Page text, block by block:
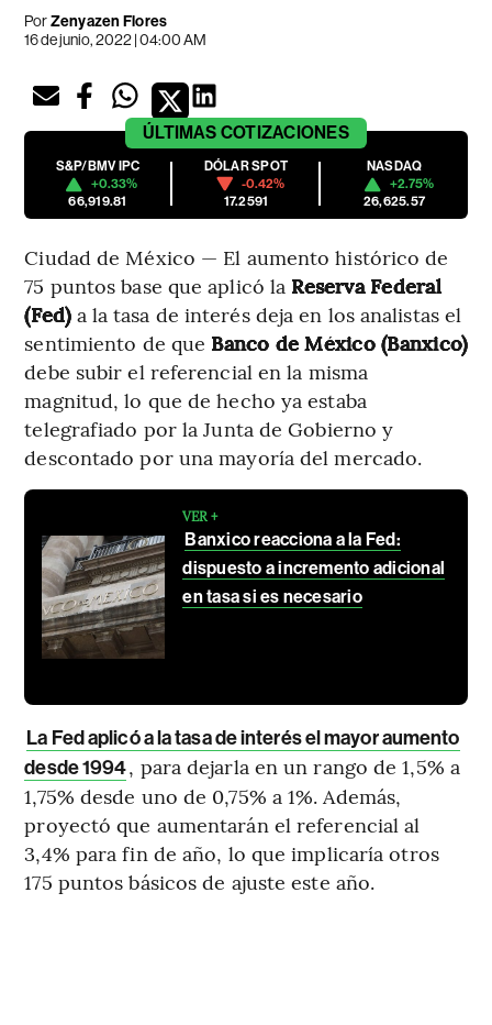
PorZenyazen Flores
16 de junio, 2022 | 04:00 AM
ÚLTIMAS COTIZACIONES
S&P/BMV IPC
+0.33%
66,919.81
DÓLAR SPOT
-0.42%
17.2591
NASDAQ
+2.75%
26,625.57
Ciudad de México — El aumento histórico de
75 puntos base que aplicó la Reserva Federal
(Fed)a la tasa de interés deja en los analistas el
sentimiento de que Banco de México (Banxico)
debe subir el referencial en la misma
magnitud, lo que de hecho ya estaba
telegrafiado por la Junta de Gobierno y
descontado por una mayoría del mercado.
VER +
Banxico reacciona a la Fed:
dispuesto a incremento adicional
en tasa si es necesario
La Fed aplicó a la tasa de interés el mayor aumento
desde 1994, para dejarla en un rango de 1,5% a
1,75% desde uno de 0,75% a 1%. Además,
proyectó que aumentarán el referencial al
3,4% para fin de año, lo que implicaría otros
175 puntos básicos de ajuste este año.